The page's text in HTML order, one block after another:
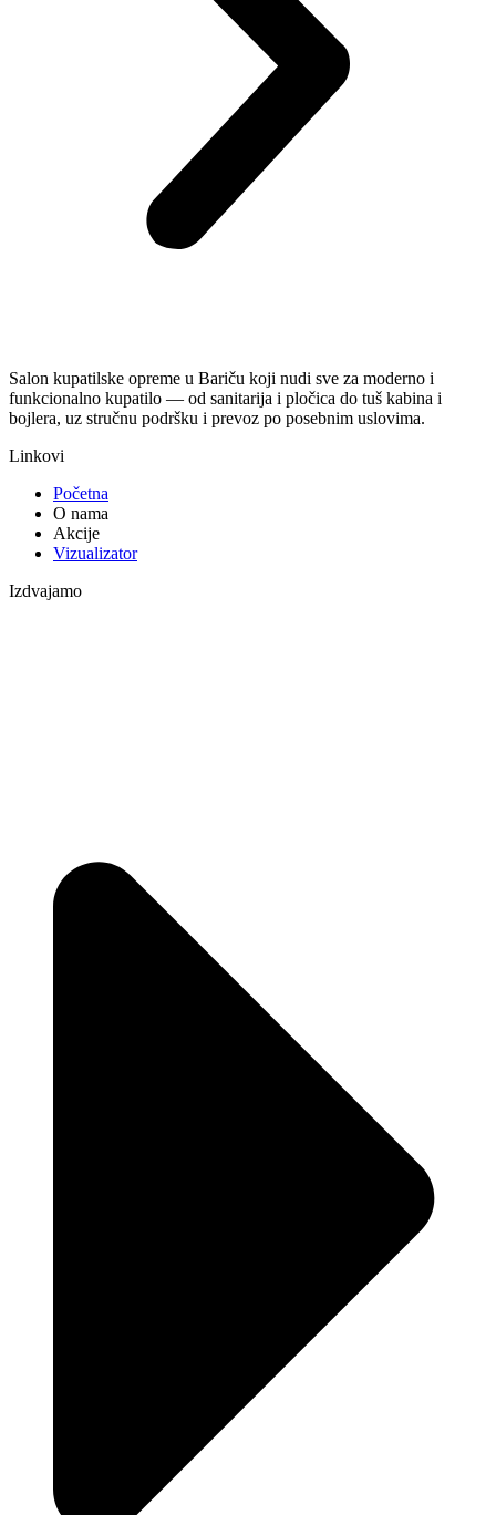
Salon kupatilske opreme u Bariču koji nudi sve za moderno i
funkcionalno kupatilo — od sanitarija i pločica do tuš kabina i
bojlera, uz stručnu podršku i prevoz po posebnim uslovima.
Linkovi
Početna
O nama
Akcije
Vizualizator
Izdvajamo